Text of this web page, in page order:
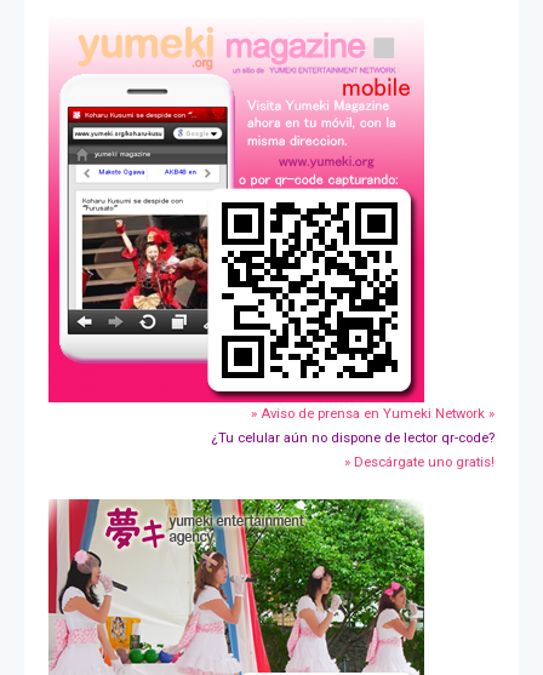
» Aviso de prensa en Yumeki Network »
¿Tu celular aún no dispone de lector qr-code?
» Descárgate uno gratis!